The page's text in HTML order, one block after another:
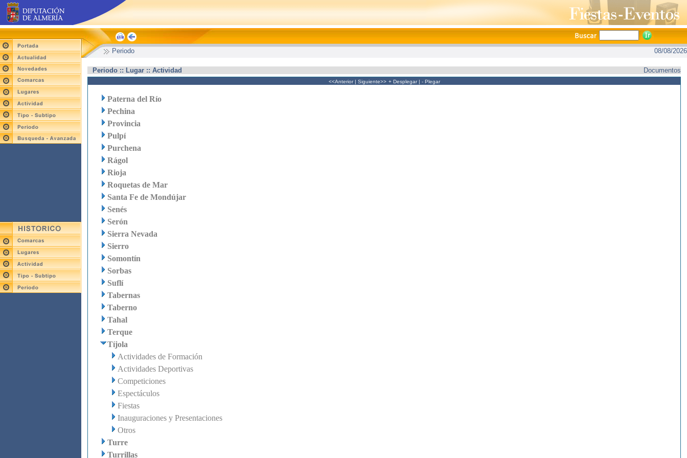
Periodo 08/08/2026
Periodo :: Lugar :: Actividad Documentos
<<Anterior| Siguiente>> + Desplegar| - Plegar
Paterna del Río
Pechina
Provincia
Pulpí
Purchena
Rágol
Rioja
Roquetas de Mar
Santa Fe de Mondújar
Senés
Serón
Sierra Nevada
Sierro
Somontín
Sorbas
Suflí
Tabernas
Taberno
Tahal
Terque
Tíjola
Actividades de Formación
Actividades Deportivas
Competiciones
Espectáculos
Fiestas
Inauguraciones y Presentaciones
Otros
Turre
Turrillas